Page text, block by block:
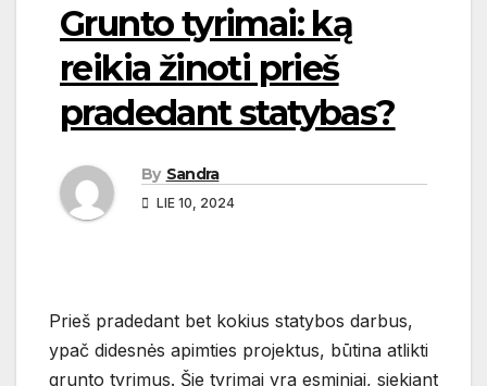
Grunto tyrimai: ką
reikia žinoti prieš
pradedant statybas?
By Sandra
LIE 10, 2024
Prieš pradedant bet kokius statybos darbus,
ypač didesnės apimties projektus, būtina atlikti
grunto tyrimus. Šie tyrimai yra esminiai, siekiant